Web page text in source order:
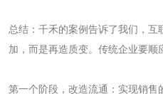
总结：千禾的案例告诉了我们，
加，而是再造质变。传统企业要顺
第一个阶段，改造流通：实现销售